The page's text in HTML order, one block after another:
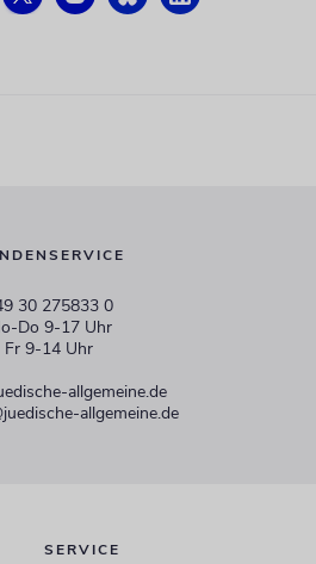
30 275833 0
Do 9-17 Uhr
Fr 9-14 Uhr
allgemeine.de
allgemeine.de
SERVICE